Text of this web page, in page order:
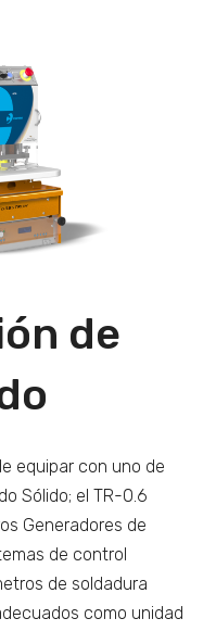
de
equipar con uno de
Sólido; el TR-0.6
Generadores de
de control
de soldadura
como unidad